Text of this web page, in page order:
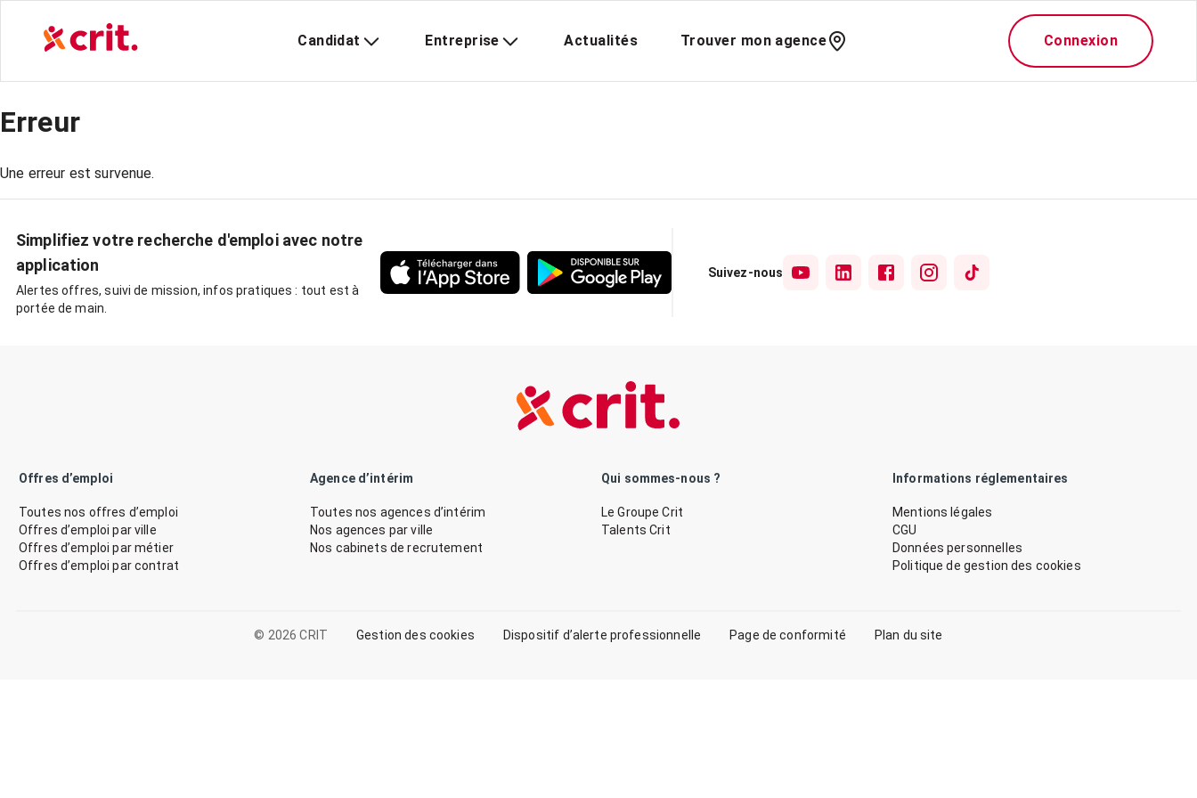
Candidat Entreprise Actualités Trouver mon agence Connexion
Erreur
Une erreur est survenue.
Simplifiez votre recherche d'emploi avec notre
application
Alertes offres, suivi de mission, infos pratiques : tout est à
portée de main.
Suivez-nous
Offres d’emploi
Toutes nos offres d’emploi
Offres d’emploi par ville
Offres d’emploi par métier
Offres d’emploi par contrat
Agence d’intérim
Toutes nos agences d’intérim
Nos agences par ville
Nos cabinets de recrutement
Qui sommes-nous ?
Le Groupe Crit
Talents Crit
Informations réglementaires
Mentions légales
CGU
Données personnelles
Politique de gestion des cookies
© 2026 CRIT Gestion des cookies Dispositif d’alerte professionnelle Page de conformité Plan du site